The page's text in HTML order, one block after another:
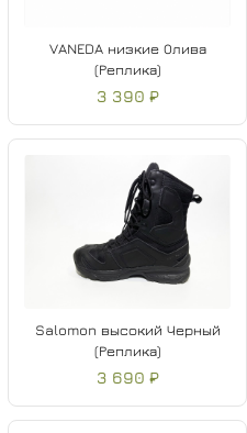
VANEDA низкие Олива
(Реплика)
3 390 ₽
Salomon высокий Черный
(Реплика)
3 690 ₽